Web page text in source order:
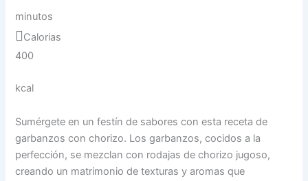
minutos
Calorias
400
kcal
Sumérgete en un festín de sabores con esta receta de
garbanzos con chorizo. Los garbanzos, cocidos a la
perfección, se mezclan con rodajas de chorizo jugoso,
creando un matrimonio de texturas y aromas que